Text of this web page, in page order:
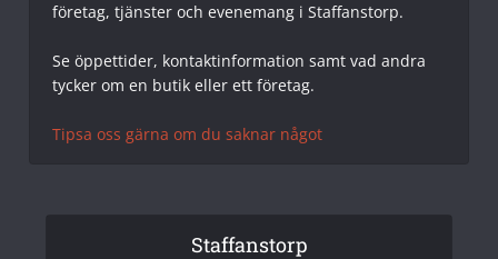
företag, tjänster och evenemang i Staffanstorp.
Se öppettider, kontaktinformation samt vad andra
tycker om en butik eller ett företag.
Tipsa oss gärna om du saknar något
Staffanstorp